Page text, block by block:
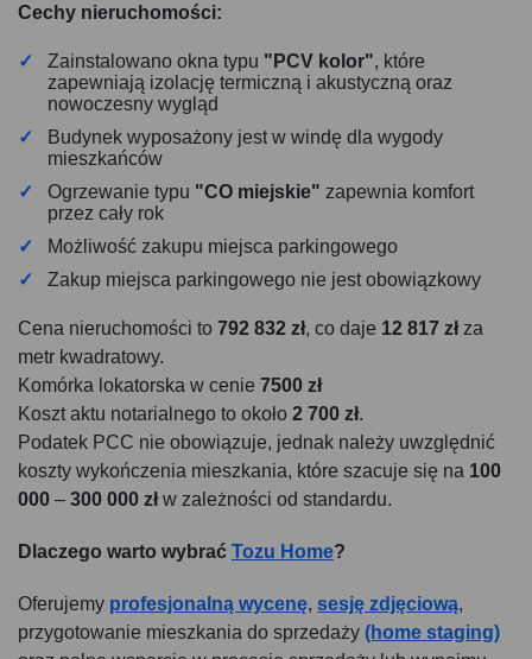
Cechy nieruchomości:
Zainstalowano okna typu "PCV kolor", które
zapewniają izolację termiczną i akustyczną oraz
nowoczesny wygląd
Budynek wyposażony jest w windę dla wygody
mieszkańców
Ogrzewanie typu "CO miejskie" zapewnia komfort
przez cały rok
Możliwość zakupu miejsca parkingowego
Zakup miejsca parkingowego nie jest obowiązkowy
Cena nieruchomości to 792 832 zł, co daje 12 817 złza
metr kwadratowy.
Komórka lokatorska w cenie 7500 zł
Koszt aktu notarialnego to około 2 700 zł.
Podatek PCC nie obowiązuje, jednak należy uwzględnić
koszty wykończenia mieszkania, które szacuje się na 100
000 – 300 000 złw zależności od standardu.
Dlaczego warto wybrać Tozu Home?
Oferujemy profesjonalną wycenę, sesję zdjęciową,
przygotowanie mieszkania do sprzedaży (home staging)